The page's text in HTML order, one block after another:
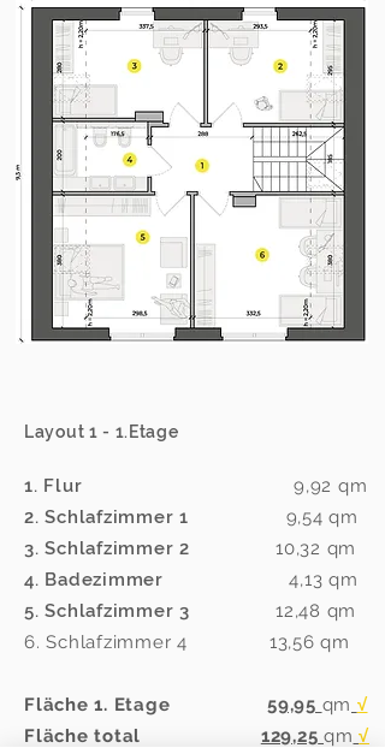
Layout 1 - 1.Etage
1. Flur 9,92 qm
2. Schlafzimmer 1 9,54 qm
3. Schlafzimmer 2
10,32 qm
4. Badezimmer 4,13 qm
5. Schlafzimmer 3 12,48 qm
6. Schlafzimmer 4
13,56 qm
Fläche 1. Etage 59,95 qm √
Fläche total 129,25 qm √